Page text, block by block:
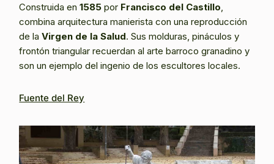
Construida en1585 por Francisco del Castillo,
combina arquitectura manierista con una reproducción
de laVirgen de la Salud. Sus molduras, pináculos y
frontón triangular recuerdan al arte barroco granadino y
son un ejemplo del ingenio de los escultores locales.
Fuente del Rey